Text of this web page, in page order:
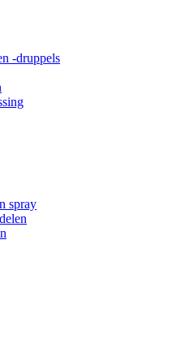
-druppels
spray